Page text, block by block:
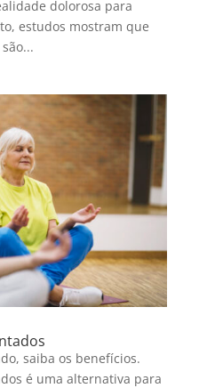
dolorosa para
estudos mostram que
saiba os benefícios.
é uma alternativa para